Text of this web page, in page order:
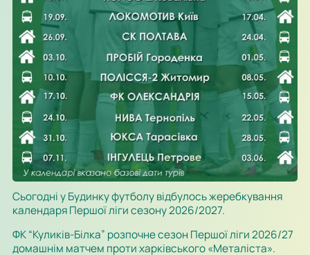
Сьогодні у Будинку футболу відбулось жеребкування
календаря Першої ліги сезону 2026/2027.
ФК “Куликів-Білка” розпочне сезон Першої ліги 2026/27
домашнім матчем проти харківського «Металіста».